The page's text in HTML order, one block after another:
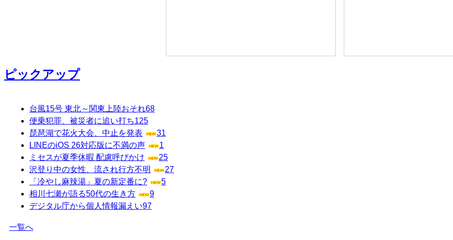
ピックアップ
台風15号 東北～関東上陸おそれ68
便乗犯罪、被災者に追い打ち125
琵琶湖で花火大会、中止を発表
31
LINEのiOS 26対応版に不満の声
1
ミセスが夏季休暇 配慮呼びかけ
25
沢登り中の女性、流され行方不明
27
「冷やし麻辣湯」夏の新定番に?
5
相川七瀬が語る50代の生き方
9
デジタル庁から個人情報漏えい97
一覧へ